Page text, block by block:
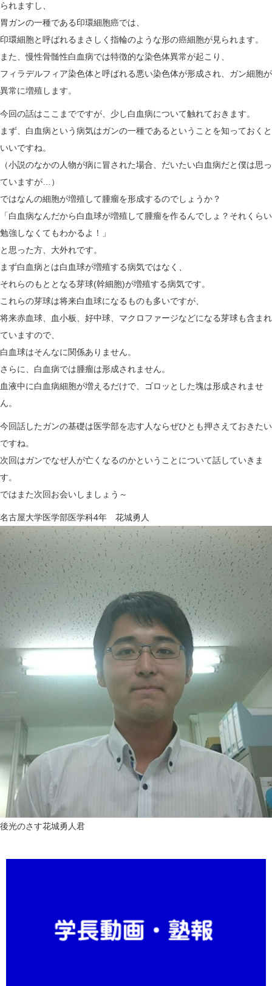
られますし、
胃ガンの一種である印環細胞癌では、
印環細胞と呼ばれるまさしく指輪のような形の癌細胞が見られます。
また、慢性骨髄性白血病では特徴的な染色体異常が起こり、
フィラデルフィア染色体と呼ばれる悪い染色体が形成され、ガン細胞が
異常に増殖します。
今回の話はここまでですが、少し白血病について触れておきます。
まず、白血病という病気はガンの一種であるということを知っておくと
いいですね。
（小説のなかの人物が病に冒された場合、だいたい白血病だと僕は思っ
ていますが…）
ではなんの細胞が増殖して腫瘤を形成するのでしょうか？
「白血病なんだから白血球が増殖して腫瘤を作るんでしょ？それくらい
勉強しなくてもわかるよ！」
と思った方、大外れです。
まず白血病とは白血球が増殖する病気ではなく、
それらのもととなる芽球(幹細胞)が増殖する病気です。
これらの芽球は将来白血球になるものも多いですが、
将来赤血球、血小板、好中球、マクロファージなどになる芽球も含まれ
ていますので、
白血球はそんなに関係ありません。
さらに、白血病では腫瘤は形成されません。
血液中に白血病細胞が増えるだけで、ゴロッとした塊は形成されませ
ん。
今回話したガンの基礎は医学部を志す人ならぜひとも押さえておきたい
ですね。
次回はガンでなぜ人が亡くなるのかということについて話していきま
す。
ではまた次回お会いしましょう～
名古屋大学医学部医学科4年 花城勇人
後光のさす花城勇人君